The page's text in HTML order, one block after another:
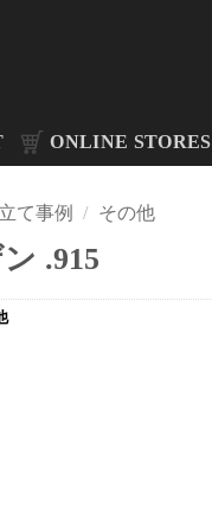
ONLINE STORES
て事例 / その他
.915